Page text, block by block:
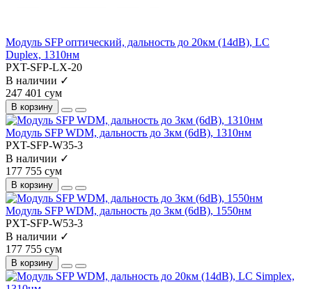
Модуль SFP оптический, дальность до 20км (14dB), LC
Duplex, 1310нм
PXT-SFP-LX-20
В наличии ✓
247 401 сум
В корзину
Модуль SFP WDM, дальность до 3км (6dB), 1310нм
PXT-SFP-W35-3
В наличии ✓
177 755 сум
В корзину
Модуль SFP WDM, дальность до 3км (6dB), 1550нм
PXT-SFP-W53-3
В наличии ✓
177 755 сум
В корзину